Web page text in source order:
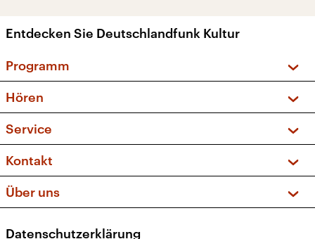
Entdecken Sie Deutschlandfunk Kultur
Programm
Sendungen und Podcasts
Musikliste
Kakadu – Das Kinderprogramm
Hören
Frequenzen (UKW + DAB+)
Service
FAQ
Apps
Newsletter
Kontakt
Social Media
Über uns
Datenschutzerklärung